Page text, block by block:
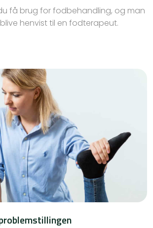
få brug for fodbehandling, og man
henvist til en fodterapeut.